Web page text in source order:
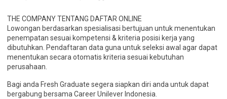
THE COMPANY TENTANG DAFTAR ONLINE
Lowongan berdasarkan spesialisasi bertujuan untuk menentukan
penempatan sesuai kompetensi & kriteria posisi kerja yang
dibutuhkan. Pendaftaran data guna untuk seleksi awal agar dapat
menentukan secara otomatis kriteria sesuai kebutuhan
perusahaan.
Bagi anda Fresh Graduate segera siapkan diri anda untuk dapat
bergabung bersama Career Unilever Indonesia.